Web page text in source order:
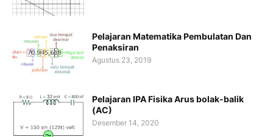
Pelajaran Matematika Pembulatan Dan
Penaksiran
Agustus 23, 2019
Pelajaran IPA Fisika Arus bolak-balik
(AC)
Desember 14, 2020